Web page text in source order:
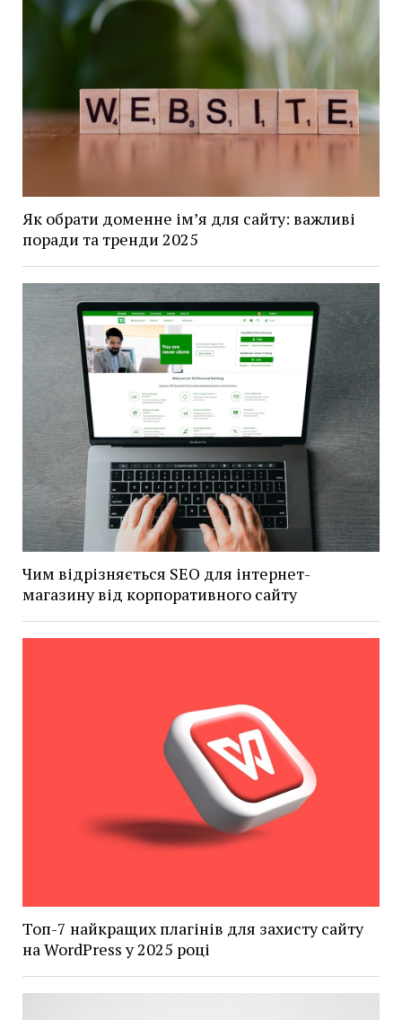
Як обрати доменне ім’я для сайту: важливі
поради та тренди 2025
Чим відрізняється SEO для інтернет-
магазину від корпоративного сайту
Топ-7 найкращих плагінів для захисту сайту
на WordPress у 2025 році